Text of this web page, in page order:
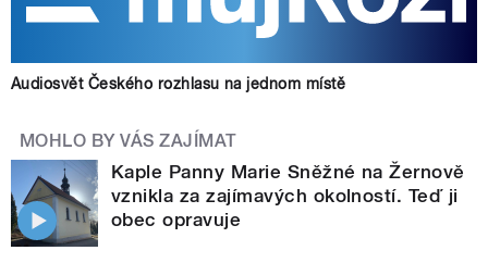
Audiosvět Českého rozhlasu na jednom místě
MOHLO BY VÁS ZAJÍMAT
Kaple Panny Marie Sněžné na Žernově
vznikla za zajímavých okolností. Teď ji
obec opravuje